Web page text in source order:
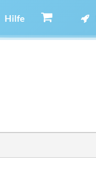
Hilfe